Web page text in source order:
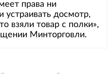
права ни
устраивать досмотр,
взяли товар с полки»,
Минторговли.